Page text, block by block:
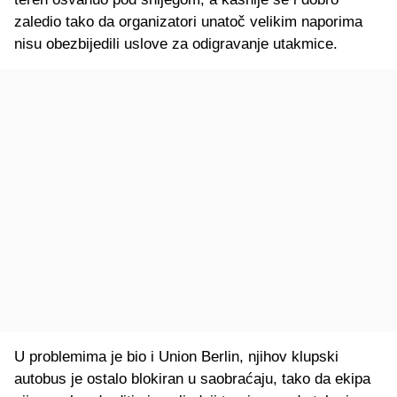
zaledio tako da organizatori unatoč velikim naporima
nisu obezbijedili uslove za odigravanje utakmice.
U problemima je bio i Union Berlin, njihov klupski
autobus je ostalo blokiran u saobraćaju, tako da ekipa